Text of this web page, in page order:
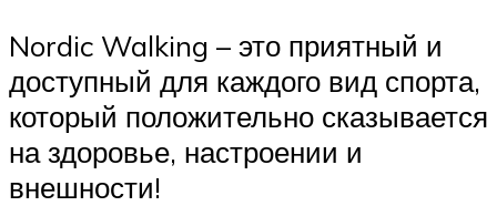
Nordic Walking – это приятный и
доступный для каждого вид спорта,
который положительно сказывается
на здоровье, настроении и
внешности!